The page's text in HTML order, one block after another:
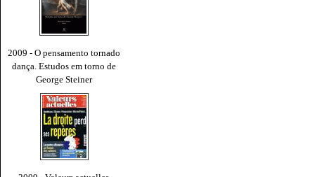
2009 - O pensamento tornado
dança. Estudos em torno de
George Steiner